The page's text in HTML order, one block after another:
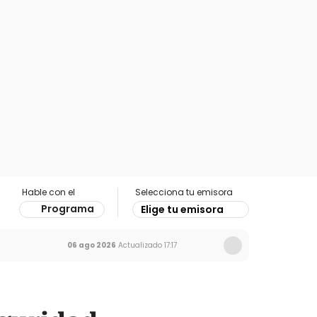
Hable con el
Programa
Selecciona tu emisora
Elige tu emisora
06 ago 2026 Actualizado 17:17